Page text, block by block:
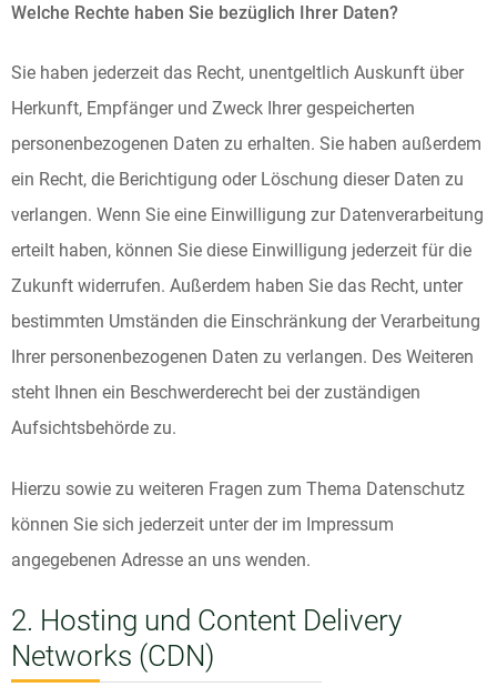
Welche Rechte haben Sie bezüglich Ihrer Daten?
Sie haben jederzeit das Recht, unentgeltlich Auskunft über
Herkunft, Empfänger und Zweck Ihrer gespeicherten
personenbezogenen Daten zu erhalten. Sie haben außerdem
ein Recht, die Berichtigung oder Löschung dieser Daten zu
verlangen. Wenn Sie eine Einwilligung zur Datenverarbeitung
erteilt haben, können Sie diese Einwilligung jederzeit für die
Zukunft widerrufen. Außerdem haben Sie das Recht, unter
bestimmten Umständen die Einschränkung der Verarbeitung
Ihrer personenbezogenen Daten zu verlangen. Des Weiteren
steht Ihnen ein Beschwerderecht bei der zuständigen
Aufsichtsbehörde zu.
Hierzu sowie zu weiteren Fragen zum Thema Datenschutz
können Sie sich jederzeit unter der im Impressum
angegebenen Adresse an uns wenden.
2. Hosting und Content Delivery
Networks (CDN)